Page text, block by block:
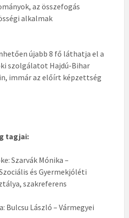
az összefogás
alkalmak
újabb 8 fő láthatja el a
szolgálatot Hajdú-Bihar
immár az előírt képzettség
tagjai:
Szarvák Mónika –
és Gyermekjóléti
szakreferens
Bulcsu László – Vármegyei